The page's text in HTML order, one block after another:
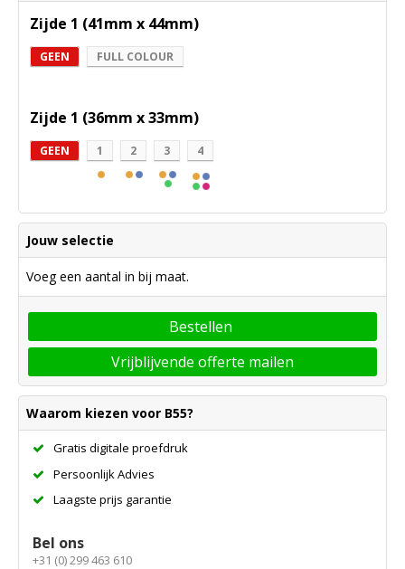
Zijde 1 (41mm x 44mm)
GEEN FULL COLOUR
Zijde 1 (36mm x 33mm)
GEEN 1 2 3 4
Jouw selectie
Voeg een aantal in bij maat.
Bestellen
Vrijblijvende offerte mailen
Waarom kiezen voor B55?
Gratis digitale proefdruk
Persoonlijk Advies
Laagste prijs garantie
Bel ons
+31 (0) 299 463 610